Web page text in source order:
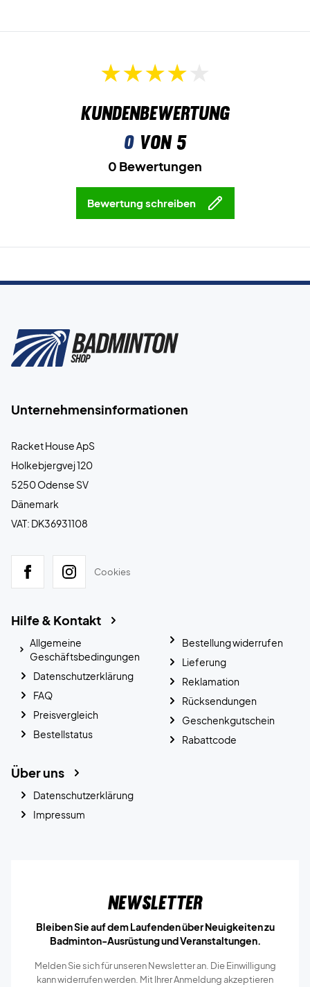
Kundenbewertung
0von 5
0 Bewertungen
Bewertung schreiben
Unternehmensinformationen
Racket House ApS
Holkebjergvej 120
5250 Odense SV
Dänemark
VAT: DK36931108
Cookies
Hilfe & Kontakt
Allgemeine
Geschäftsbedingungen
Datenschutzerklärung
FAQ
Preisvergleich
Bestellstatus
Bestellung widerrufen
Lieferung
Reklamation
Rücksendungen
Geschenkgutschein
Rabattcode
Über uns
Datenschutzerklärung
Impressum
Newsletter
Bleiben Sie auf dem Laufenden über Neuigkeiten zu
Badminton-Ausrüstung und Veranstaltungen.
Melden Sie sich für unseren Newsletter an. Die Einwilligung
kann widerrufen werden. Mit Ihrer Anmeldung akzeptieren